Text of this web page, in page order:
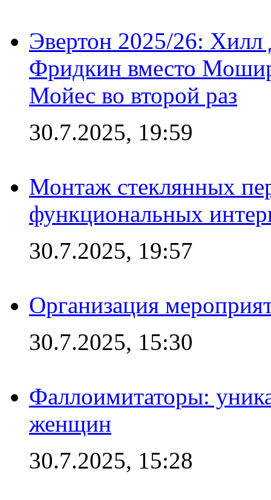
Эвертон 2025/26:
Фридкин вместо
Мойес во второй раз
30.7.2025, 19:59
Монтаж стеклянных
функциональных
30.7.2025, 19:57
Организация
30.7.2025, 15:30
Фаллоимитаторы:
женщин
30.7.2025, 15:28